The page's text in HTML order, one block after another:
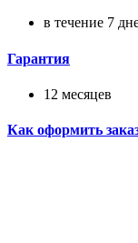
в течение 7
Гарантия
12 месяцев
Как оформить